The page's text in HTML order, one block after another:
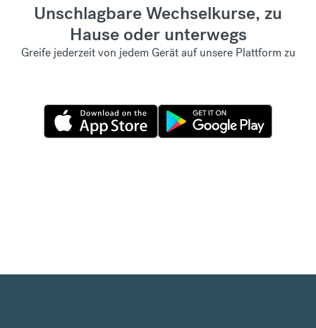
Unschlagbare Wechselkurse, zu
Hause oder unterwegs
Greife jederzeit von jedem Gerät auf unsere Plattform zu